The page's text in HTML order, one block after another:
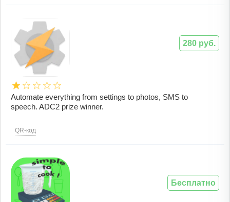
Automate everything from settings to photos, SMS to
speech. ADC2 prize winner.
QR-код
280 руб.
Бесплатно